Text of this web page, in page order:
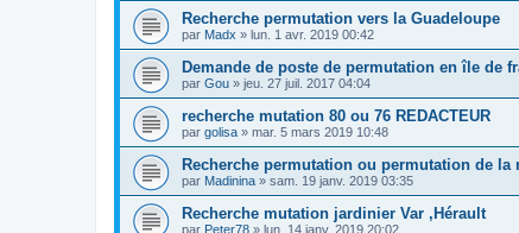
Recherche permutation vers la Guadeloupe
par Madx » lun. 1 avr. 2019 00:42
Demande de poste de permutation en île de
par Gou » jeu. 27 juil. 2017 04:04
recherche mutation 80 ou 76 REDACTEUR
par golisa » mar. 5 mars 2019 10:48
Recherche permutation ou permutation de
par Madinina » sam. 19 janv. 2019 03:35
Recherche mutation jardinier Var ,Hérault
par Peter78 » lun. 14 janv. 2019 20:02